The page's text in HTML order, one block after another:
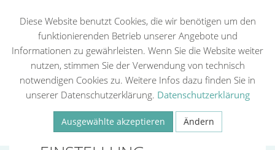
Zurück
20.10.2026 - 20.10.2026
Diese Website benutzt Cookies, die wir benötigen um den
funktionierenden Betrieb unserer Angebote und
Informationen zu gewährleisten. Wenn Sie die Website weiter
nutzen, stimmen Sie der Verwendung von technisch
notwendigen Cookies zu. Weitere Infos dazu finden Sie in
unserer Datenschutzerklärung. Datenschutzerklärung
Ausgewählte akzeptieren Ändern